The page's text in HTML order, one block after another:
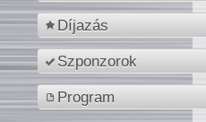
Díjazás
Szponzorok
Program